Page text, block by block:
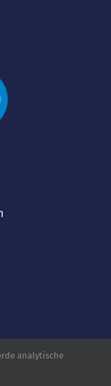
analytische